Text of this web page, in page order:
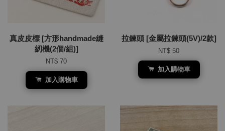
真皮皮標 [方形handmade縫
紉機(2個/組)]
NT$ 70
加入購物車
拉鍊頭 [金屬拉鍊頭(5V)/2款]
NT$ 50
加入購物車